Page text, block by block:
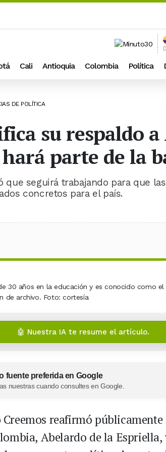
Cali Antioquia Colombia Política
DE POLÍTICA
su respaldo
parte de la
que seguirá trabajando para que
concretos para el país.
de archivo. Foto: cortesía
🤖 Nuestra IA te resume el artículo.
fuente preferida en Google
nuestras cuando consultes en Google.
reafirmó públicamente
Abelardo de la